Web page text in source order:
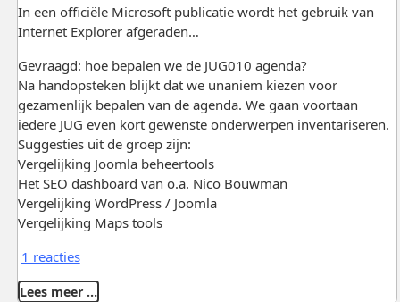
In een officiële Microsoft publicatie wordt het gebruik van
Internet Explorer afgeraden…
Gevraagd: hoe bepalen we de JUG010 agenda?
Na handopsteken blijkt dat we unaniem kiezen voor
gezamenlijk bepalen van de agenda. We gaan voortaan
iedere JUG even kort gewenste onderwerpen inventariseren.
Suggesties uit de groep zijn:
Vergelijking Joomla beheertools
Het SEO dashboard van o.a. Nico Bouwman
Vergelijking WordPress / Joomla
Vergelijking Maps tools
1 reacties
Lees meer …